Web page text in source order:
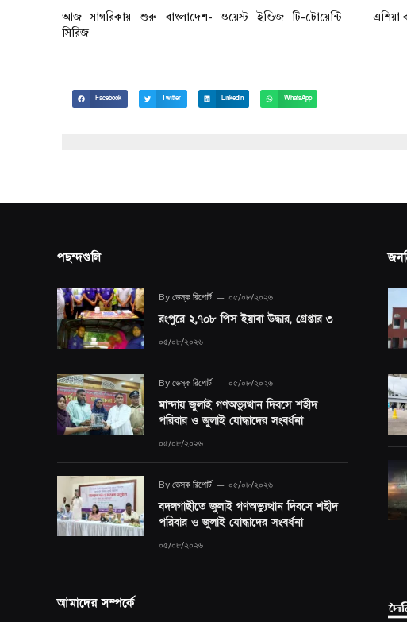
আজ সাগরিকায় শুরু বাংলাদেশ- ওয়েস্ট ইন্ডিজ টি-টোয়েন্টি
সিরিজ
এশিয়া
Facebook Twitter LinkedIn WhatsApp
পছন্দগুলি
By ডেস্ক রিপোর্ট ০৫/০৮/২০২৬
রংপুরে ২,৭০৮ পিস ইয়াবা উদ্ধার, গ্রেপ্তার ৩
০৫/০৮/২০২৬
By ডেস্ক রিপোর্ট ০৫/০৮/২০২৬
মান্দায় জুলাই গণঅভ্যুত্থান দিবসে শহীদ
পরিবার ও জুলাই যোদ্ধাদের সংবর্ধনা
০৫/০৮/২০২৬
By ডেস্ক রিপোর্ট ০৫/০৮/২০২৬
বদলগাছীতে জুলাই গণঅভ্যুত্থান দিবসে শহীদ
পরিবার ও জুলাই যোদ্ধাদের সংবর্ধনা
০৫/০৮/২০২৬
আমাদের সম্পর্কে